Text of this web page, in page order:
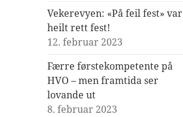
Vekerevyen: «På feil fest» var
heilt rett fest!
12. februar 2023
Færre førstekompetente på
HVO – men framtida ser
lovande ut
8. februar 2023